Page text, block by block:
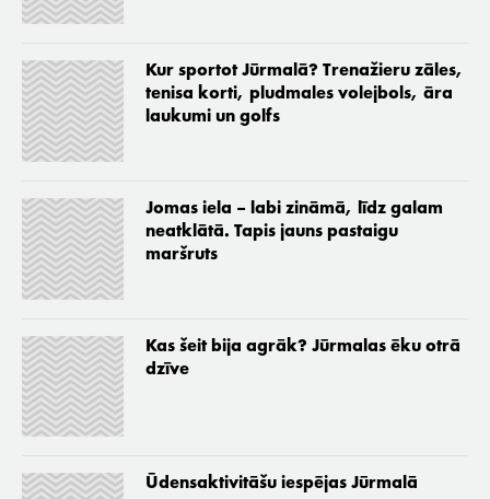
Kur sportot Jūrmalā? Trenažieru zāles,
tenisa korti, pludmales volejbols, āra
laukumi un golfs
Jomas iela – labi zināmā, līdz galam
neatklātā. Tapis jauns pastaigu
maršruts
Kas šeit bija agrāk? Jūrmalas ēku otrā
dzīve
Ūdensaktivitāšu iespējas Jūrmalā